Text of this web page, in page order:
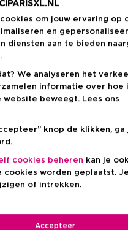
€ 125,00
om jouw ervaring op
en
diensten aan te bieden
We analyseren het
informatie over hoe
website beweegt. Lees ons
knop de klikken, ga
cookies beheren kan je
cookies worden geplaatst.
of intrekken.
Accepteer